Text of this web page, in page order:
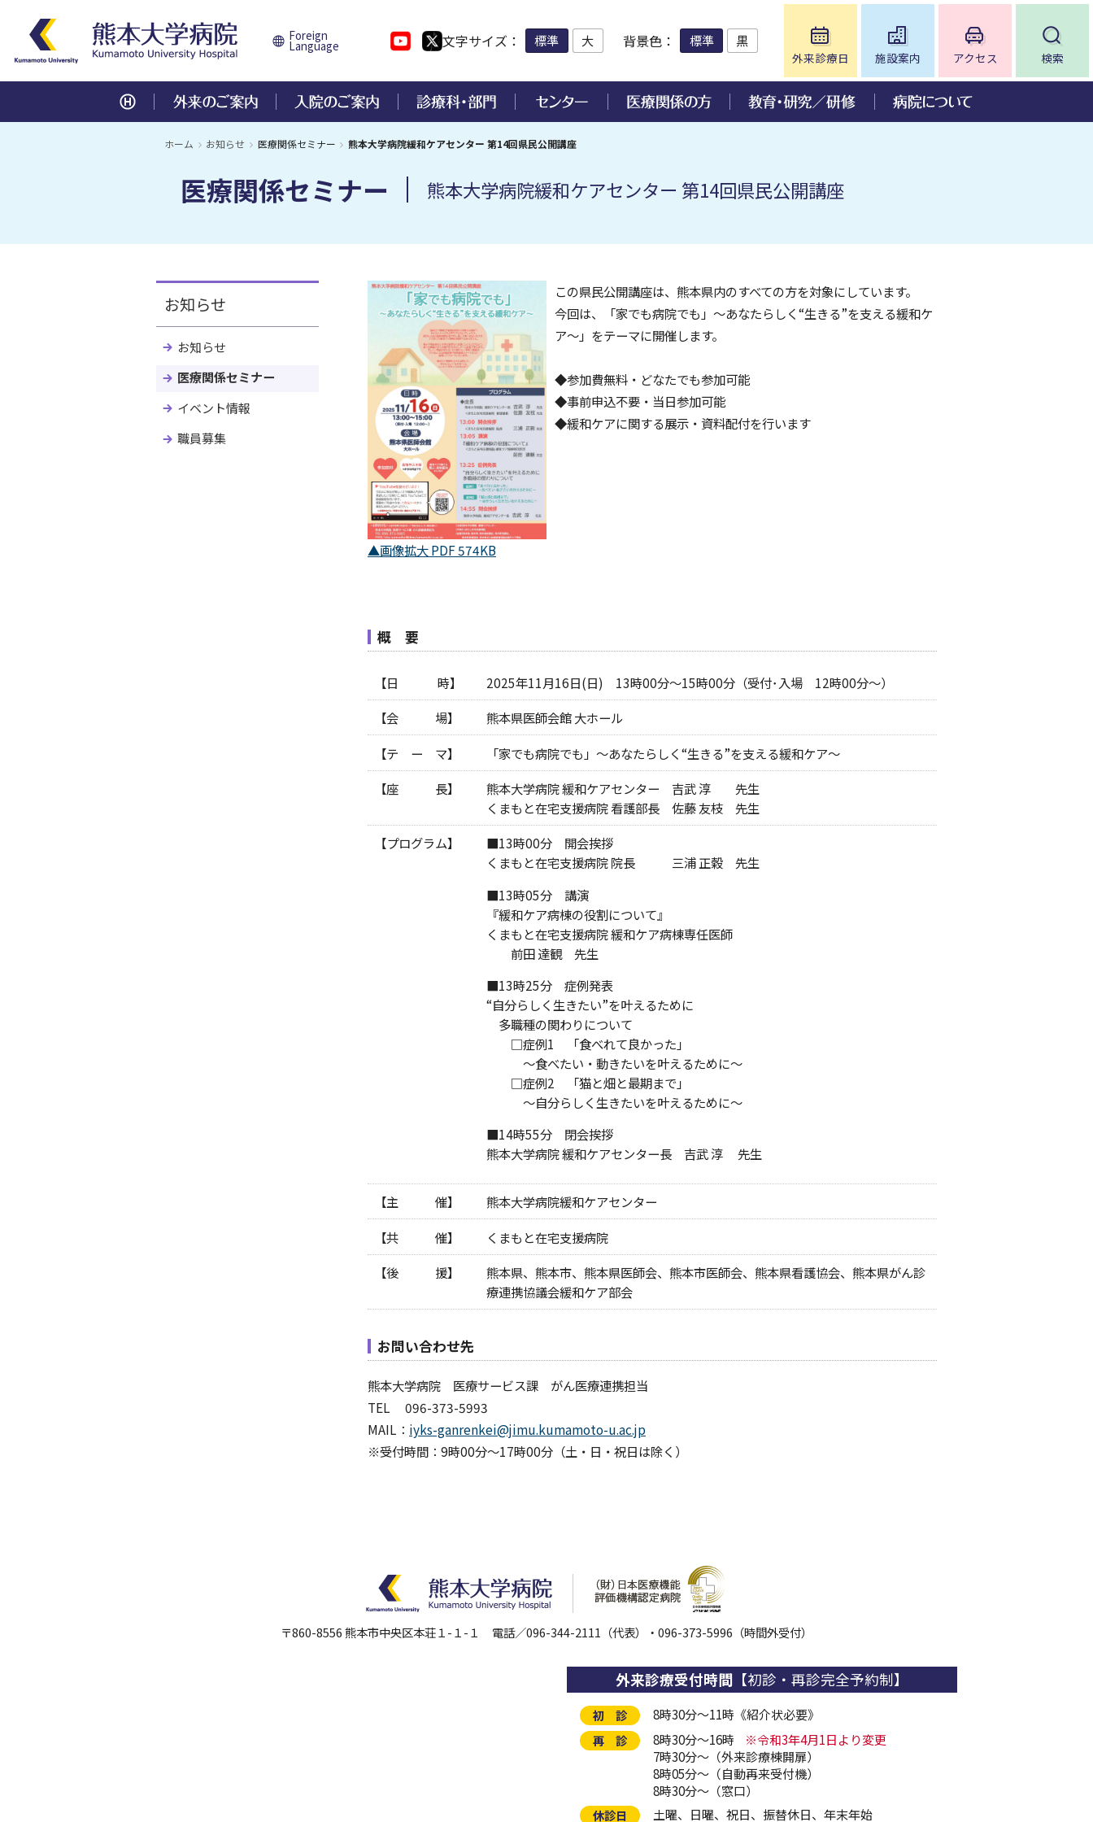
Foreign
Language 文字サイズ 標準 大 背景色 標準 黒
外来診療日 施設案内 アクセス 検索
外来のご案内
診察を受ける方へ
再診の方へ
個人情報保護について
お薬について
病院からのお願い
くまもとメディカルネットワーク
入院のご案内
注意事項とお願い
入院中の生活について
個人情報保護について
各種診断書・証明書の発行について
入院前の手続き 入院手続き
付添者の院内宿泊施設について
診療科・部門
内科部門
腎臓内科
糖尿病・代謝・内分泌内科
総合診療科
外科部門
心臓血管外科
呼吸器外科
乳腺・内分泌外科
小児外科
移植外科
泌尿器科
婦人科
成育医療部門
感覚・運動部門
耳鼻咽喉科・頭頸部外科
歯科口腔外科
画像診断・治療科 放射線治療科
脳・神経・精神部門
神経精神科
麻酔科・緩和医療科
中央診療施設等、院内措置の診療支援センター
センター
中央診療施設
地域医療連携センター
総合周産期母子医療センター
移植医療センター
災害医療教育研究センター
遺伝診療センター
心理支援センター
がん相談支援センター
がん登録センター
緩和ケアセンター
がんゲノムセンター
AYA世代がんサポートチーム
院内措置の診療支援センター
心臓血管センター
脳血管病センター
脳卒中・心臓病等総合支援センタ
ー
小児在宅医療支援センター
女性骨盤臓器脱診療センター
肥満症治療センター
認知症疾患医療センター
集学的痛みセンター
医療関係の方
患者様のご紹介
手術支援ロボット「ダヴィンチ」
教育・研究／研修
各研修の内容説明、募集案内
歯科研修医募集
研修生募集
助成金による研究・活動状況
熊本県補助事業
熊本大学病院教育支援事業
研究成果について
病院について
病院長あいさつ
基本理念・患者さんの権利と責務
沿革概要
職員数
卒後臨床研修
各種統計
医療機関の開設・承認等
施設基準届出状況
先進医療A・B
医療安全管理体制
基幹・環境整備（屋外環境整備
等）
「保険医療機関及び保険医療養担
当規則」「施設基準」に係る掲示
病院機能評価の認定について
企業等からの資金提供状況
病院機能指標について
病院実績・取り組み
臨床研究に関すること
臨床倫理コンサルテーション
患者満足度調査
ご意見について
宗教的理由等による輸血拒否に関
する当院の方針
ダイバーシティ推進について
大学病院改革プラン
広報
ホーム お知らせ 医療関係セミナー 熊本大学病院緩和ケアセンター 第14回県民公開講座
医療関係セミナー 熊本大学病院緩和ケアセンター 第14回県民公開講座
▲画像拡大 PDF 574KB
この県民公開講座は、熊本県内のすべての方を対象にしています。
今回は、「家でも病院でも」～あなたらしく“生きる”を支える緩和ケ
ア～」をテーマに開催します。
◆参加費無料・どなたでも参加可能
◆事前申込不要・当日参加可能
◆緩和ケアに関する展示・資料配付を行います
概 要
【日 時】
2025年11月16日(日) 13時00分～15時00分（受付･入場 12時00分～）
【会 場】
熊本県医師会館 大ホール
【テ ー マ】
「家でも病院でも」～あなたらしく“生きる”を支える緩和ケア～
【座 長】
熊本大学病院 緩和ケアセンター 吉武 淳 先生
くまもと在宅支援病院 看護部長 佐藤 友枝 先生
【プログラム】
■13時00分 開会挨拶
くまもと在宅支援病院 院長 三浦 正穀 先生
■13時05分 講演
『緩和ケア病棟の役割について』
くまもと在宅支援病院 緩和ケア病棟専任医師
前田 達観 先生
■13時25分 症例発表
“自分らしく生きたい”を叶えるために
多職種の関わりについて
□症例1 「食べれて良かった」
～食べたい・動きたいを叶えるために～
□症例2 「猫と畑と最期まで」
～自分らしく生きたいを叶えるために～
■14時55分 閉会挨拶
熊本大学病院 緩和ケアセンター長 吉武 淳 先生
【主 催】
熊本大学病院緩和ケアセンター
【共 催】
くまもと在宅支援病院
【後 援】
熊本県、熊本市、熊本県医師会、熊本市医師会、熊本県看護協会、熊本県がん診
療連携協議会緩和ケア部会
お問い合わせ先
熊本大学病院 医療サービス課 がん医療連携担当
TEL 096-373-5993
MAIL： iyks-ganrenkei@jimu.kumamoto-u.ac.jp
※受付時間：9時00分～17時00分（土・日・祝日は除く）
お知らせ
お知らせ
医療関係セミナー
イベント情報
職員募集
〒860-8556 熊本市中央区本荘１-１-１ 電話／096-344-2111 （代表）・ 096-373-5996 （時間外受付）
外来診療受付時間 【初診・再診完全予約制】
初 診
8時30分～11時《紹介状必要》
再 診
8時30分～16時
※令和3年4月1日より変更
7時30分～（外来診療棟開扉）
8時05分～（自動再来受付機）
8時30分～（窓口）
休診日
土曜、日曜、祝日、振替休日、年末年始